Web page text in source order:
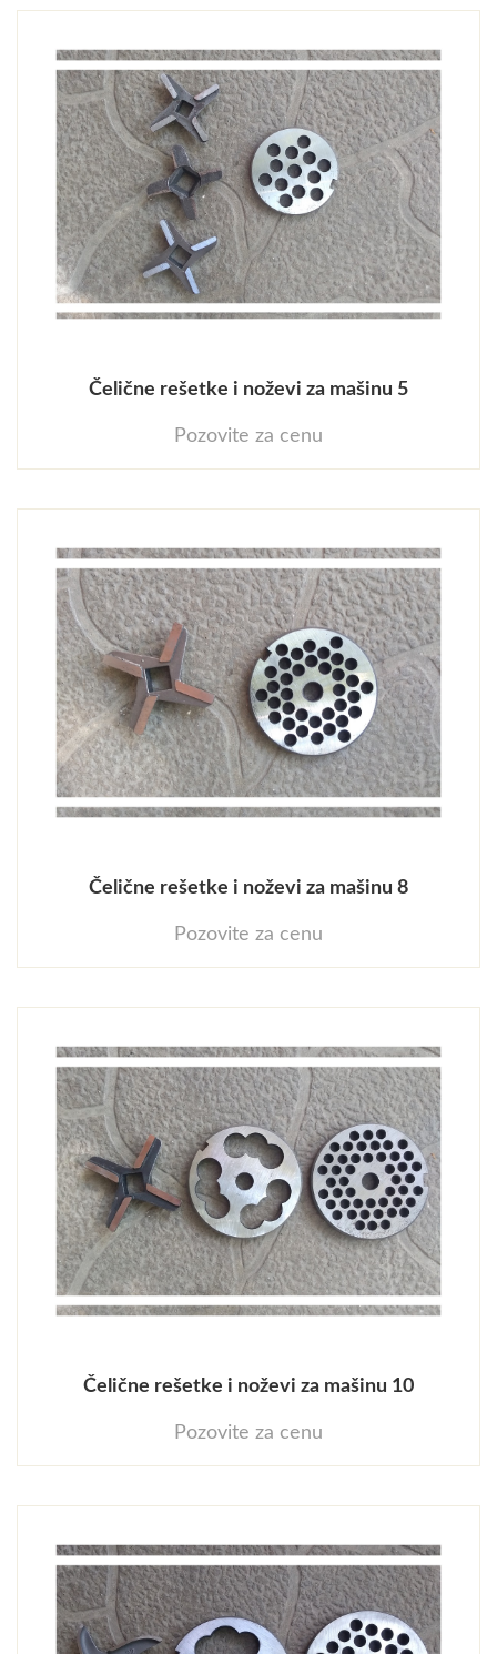
Čelične rešetke i noževi za mašinu 5
Pozovite za cenu
Čelične rešetke i noževi za mašinu 8
Pozovite za cenu
Čelične rešetke i noževi za mašinu 10
Pozovite za cenu